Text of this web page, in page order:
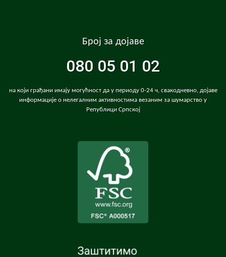
Број за дојаве
080 05 01 02
на који грађани имају могућност да у периоду 0-24 ч, свакодневно, дојаве
информације о нелегалним активностима везаним за шумарство у
Републици Српској